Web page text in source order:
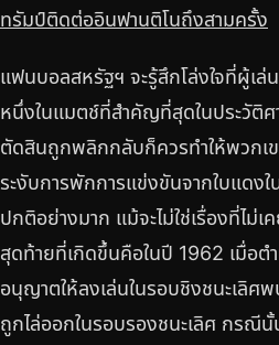
ทรัมป์ติดต่ออินฟานติโนถึงสามครั้ง
แฟนบอลสหรัฐฯ จะรู้สึกโล่งใจที่ผู้เล่
หนึ่งในแมตช์ที่สำคัญที่สุดในประวัติ
ตัดสินถูกพลิกกลับก็ควรทำให้พวกเข
ระงับการพักการแข่งขันจากใบแดง
ปกติอย่างมาก แม้จะไม่ใช่เรื่องที่ไม่
สุดท้ายที่เกิดขึ้นคือในปี 1962 เมื่อต
อนุญาตให้ลงเล่นในรอบชิงชนะเลิศพ
ถูกไล่ออกในรอบรองชนะเลิศ กรณี